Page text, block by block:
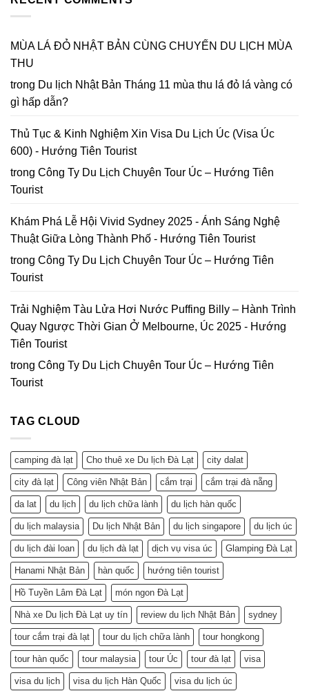
in
Lập
Hoa
Lạt
chốt
MÙA LÁ ĐỎ NHẬT BẢN CÙNG CHUYẾN DU LỊCH MÙA
THU
trong Du lịch Nhật Bản Tháng 11 mùa thu lá đỏ lá vàng có
gì hấp dẫn?
Thủ Tục & Kinh Nghiệm Xin Visa Du Lịch Úc (Visa Úc
600) - Hướng Tiên Tourist
trong Công Ty Du Lịch Chuyên Tour Úc – Hướng Tiên
Tourist
Khám Phá Lễ Hội Vivid Sydney 2025 - Ánh Sáng Nghệ
Thuật Giữa Lòng Thành Phố - Hướng Tiên Tourist
trong Công Ty Du Lịch Chuyên Tour Úc – Hướng Tiên
Tourist
Trải Nghiệm Tàu Lửa Hơi Nước Puffing Billy – Hành Trình
Quay Ngược Thời Gian Ở Melbourne, Úc 2025 - Hướng
Tiên Tourist
trong Công Ty Du Lịch Chuyên Tour Úc – Hướng Tiên
Tourist
TAG CLOUD
camping đà lạt Cho thuê xe Du lịch Đà Lạt city dalat
city đà lạt Công viên Nhật Bản cắm trại cắm trại đà nẵng
da lat du lịch du lịch chữa lành du lịch hàn quốc
du lịch malaysia Du lịch Nhật Bản du lịch singapore du lịch úc
du lịch đài loan du lịch đà lạt dịch vụ visa úc Glamping Đà Lạt
Hanami Nhật Bản hàn quốc hướng tiên tourist
Hồ Tuyền Lâm Đà Lạt món ngon Đà Lạt
Nhà xe Du lịch Đà Lạt uy tín review du lịch Nhật Bản sydney
tour cắm trại đà lạt tour du lịch chữa lành tour hongkong
tour hàn quốc tour malaysia tour Úc tour đà lạt visa
visa du lịch visa du lịch Hàn Quốc visa du lịch úc